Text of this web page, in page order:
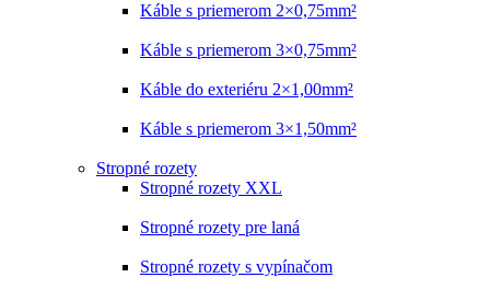
Káble s priemerom 2×0,75mm²
Káble s priemerom 3×0,75mm²
Káble do exteriéru 2×1,00mm²
Káble s priemerom 3×1,50mm²
Stropné rozety
Stropné rozety XXL
Stropné rozety pre laná
Stropné rozety s vypínačom